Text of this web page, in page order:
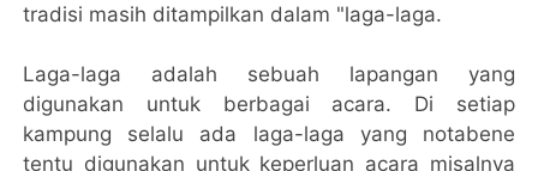
tradisi masih ditampilkan dalam "laga-laga.
Laga-laga adalah sebuah lapangan yang
digunakan untuk berbagai acara. Di setiap
kampung selalu ada laga-laga yang notabene
tentu digunakan untuk keperluan acara misalnya